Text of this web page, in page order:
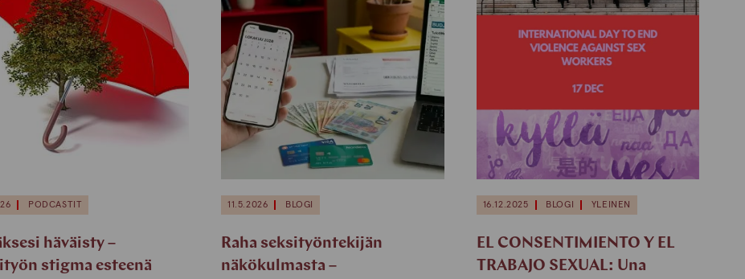
PODCASTIT
häväisty –
stigma esteenä
11.5.2026 BLOGI
Raha seksityöntekijän
näkökulmasta –
16.12.2025 BLOGI YLEINEN
EL CONSENTIMIENTO Y EL
TRABAJO SEXUAL: Una